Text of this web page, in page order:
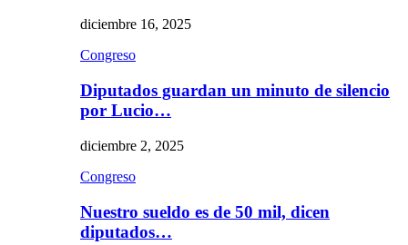
diciembre 16, 2025
Congreso
Diputados guardan un minuto de silencio
por Lucio…
diciembre 2, 2025
Congreso
Nuestro sueldo es de 50 mil, dicen
diputados…